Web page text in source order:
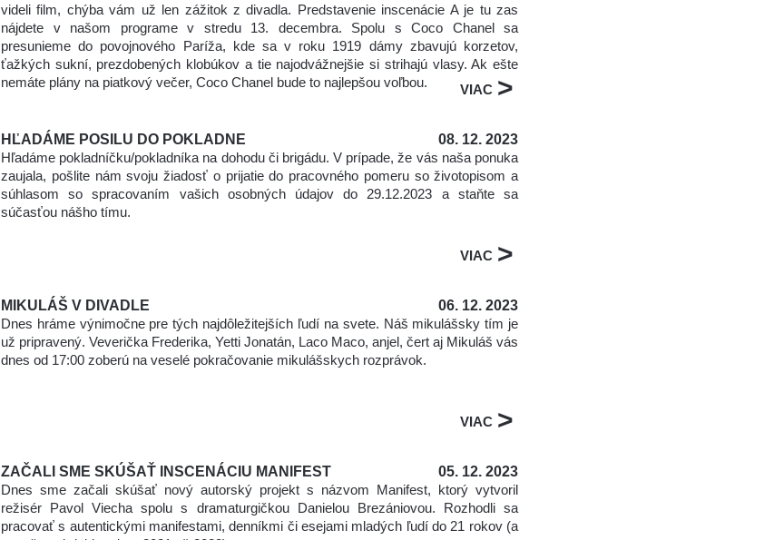
videli film, chýba vám už len zážitok z divadla. Predstavenie inscenácie A je tu zas
nájdete v našom programe v stredu 13. decembra. Spolu s Coco Chanel sa
presunieme do povojnového Paríža, kde sa v roku 1919 dámy zbavujú korzetov,
ťažkých sukní, prezdobených klobúkov a tie najodvážnejšie si strihajú vlasy. Ak ešte
nemáte plány na piatkový večer, Coco Chanel bude to najlepšou voľbou.
VIAC >
08. 12. 2023
HĽADÁME POSILU DO POKLADNE
Hľadáme pokladníčku/pokladníka na dohodu či brigádu. V prípade, že vás naša ponuka
zaujala, pošlite nám svoju žiadosť o prijatie do pracovného pomeru so životopisom a
súhlasom so spracovaním vašich osobných údajov do 29.12.2023 a staňte sa
súčasťou nášho tímu.
VIAC >
06. 12. 2023
MIKULÁŠ V DIVADLE
Dnes hráme výnimočne pre tých najdôležitejších ľudí na svete. Náš mikulášsky tím je
už pripravený. Veverička Frederika, Yetti Jonatán, Laco Maco, anjel, čert aj Mikuláš vás
dnes od 17:00 zoberú na veselé pokračovanie mikulášskych rozprávok.
VIAC >
05. 12. 2023
ZAČALI SME SKÚŠAŤ INSCENÁCIU MANIFEST
Dnes sme začali skúšať nový autorský projekt s názvom Manifest, ktorý vytvoril
režisér Pavol Viecha spolu s dramaturgičkou Danielou Brezániovou. Rozhodli sa
pracovať s autentickými manifestami, denníkmi či esejami mladých ľudí do 21 rokov (a